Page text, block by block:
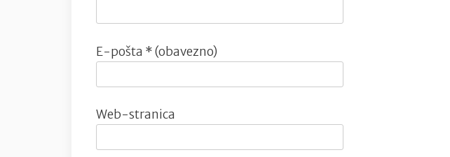
E-pošta * (obavezno)
Web-stranica